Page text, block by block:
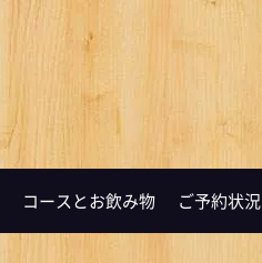
コースとお飲み物 ご予約状況